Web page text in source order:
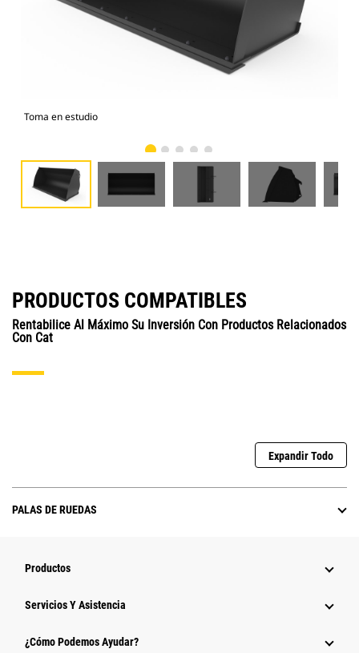
Toma en estudio
PRODUCTOS COMPATIBLES
Rentabilice Al Máximo Su Inversión Con Productos Relacionados
Con Cat
Expandir Todo
PALAS DE RUEDAS
Productos
Servicios Y Asistencia
¿Cómo Podemos Ayudar?